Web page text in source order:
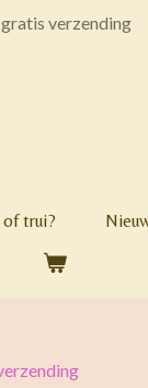
verzending
of trui?